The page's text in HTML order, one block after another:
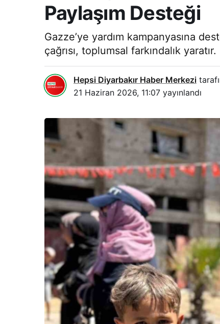
Paylaşım Desteği
Gazze’ye yardım kampanyasına
çağrısı, toplumsal farkındalık yaratır.
Hepsi Diyarbakır Haber Merkezi
21 Haziran 2026, 11:07 yayınlandı